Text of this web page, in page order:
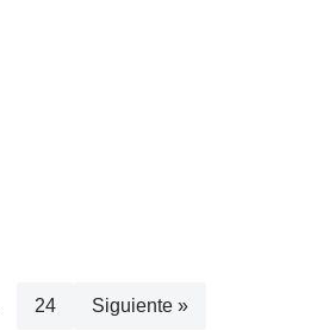
24 Siguiente »